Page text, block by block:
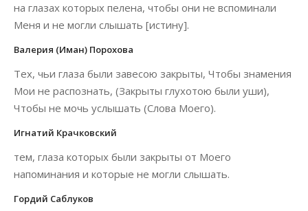
на глазах которых пелена, чтобы они не вспоминали
Меня и не могли слышать [истину].
Валерия (Иман) Порохова
Тех, чьи глаза были завесою закрыты, Чтобы знамения
Мои не распознать, (Закрыты глухотою были уши),
Чтобы не мочь услышать (Слова Моего).
Игнатий Крачковский
тем, глаза которых были закрыты от Моего
напоминания и которые не могли слышать.
Гордий Саблуков